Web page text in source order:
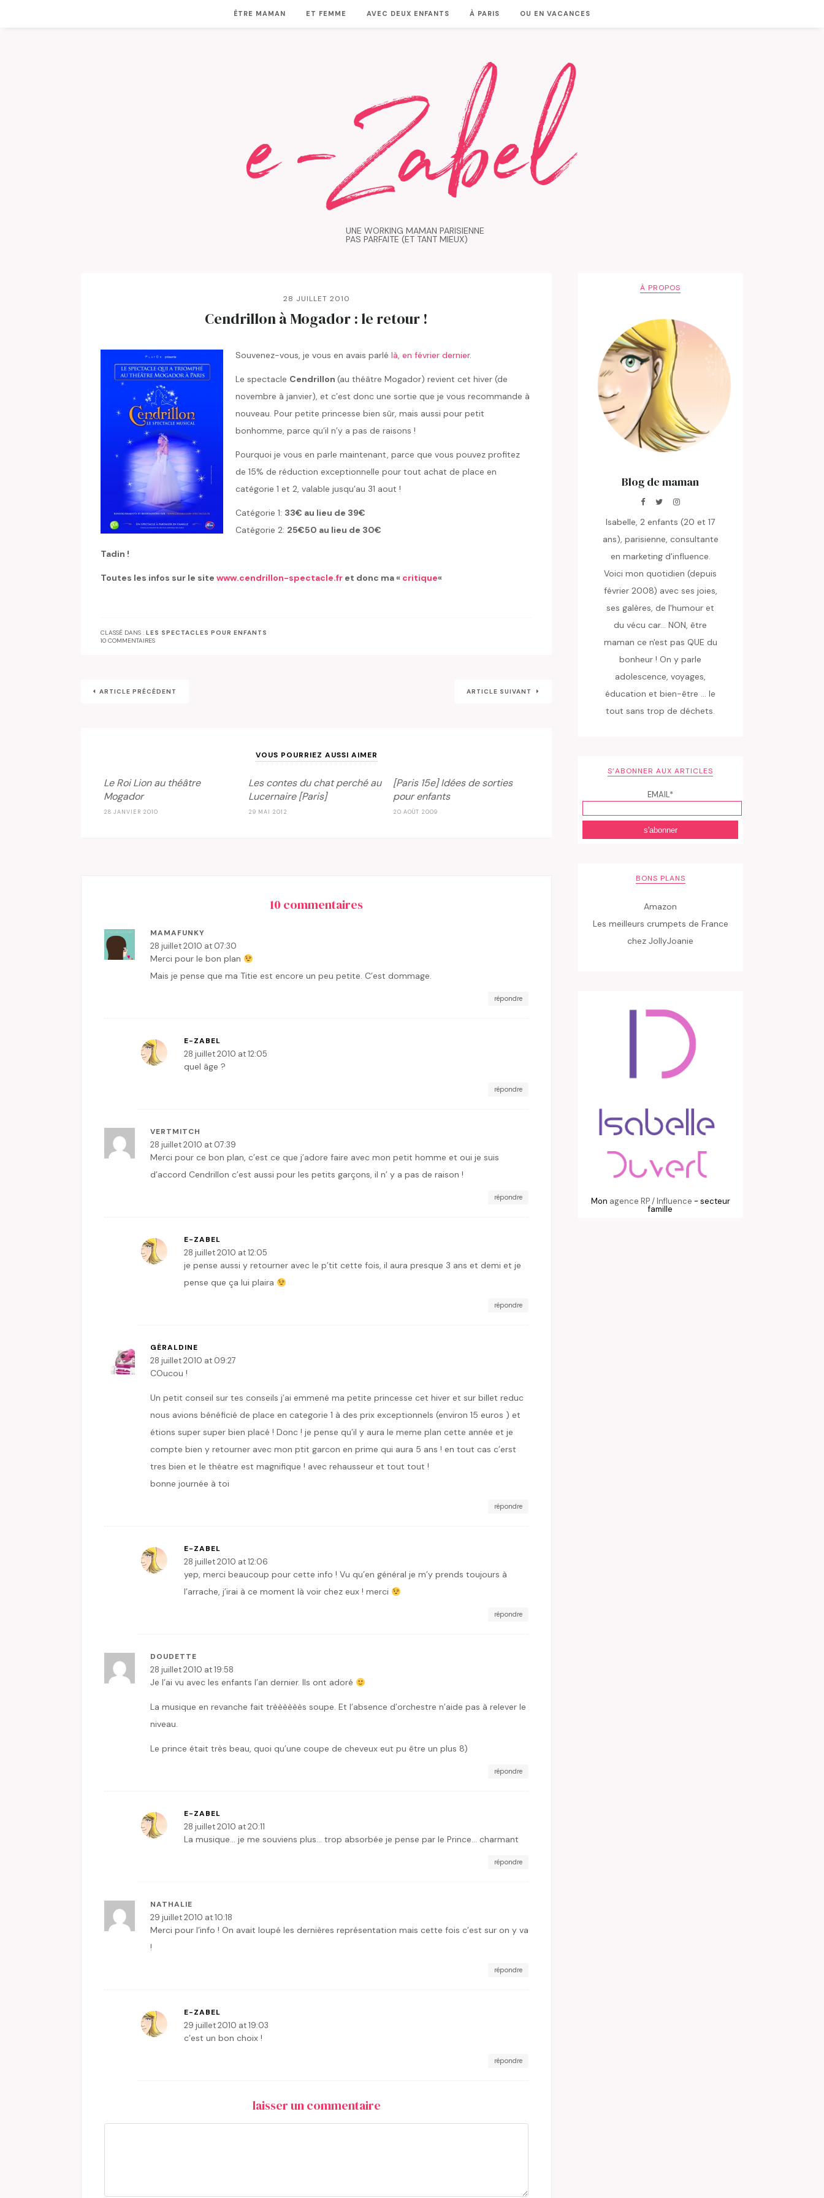
ÊTRE MAMAN ET FEMME AVEC DEUX ENFANTS À PARIS OU EN VACANCES
UNE WORKING MAMAN PARISIENNE
PAS PARFAITE (ET TANT MIEUX)
28 JUILLET 2010
Cendrillon à Mogador : le retour !
Souvenez-vous, je vous en avais parlé là, en février dernier.
Le spectacle Cendrillon (au théâtre Mogador) revient cet hiver (de
novembre à janvier), et c’est donc une sortie que je vous recommande à
nouveau. Pour petite princesse bien sûr, mais aussi pour petit
bonhomme, parce qu’il n’y a pas de raisons !
Pourquoi je vous en parle maintenant, parce que vous pouvez profitez
de 15% de réduction exceptionnelle pour tout achat de place en
catégorie 1 et 2, valable jusqu’au 31 aout !
Catégorie 1: 33€ au lieu de 39€
Catégorie 2: 25€50 au lieu de 30€
Tadin !
Toutes les infos sur le site www.cendrillon-spectacle.fr et donc ma « critique«
CLASSÉ DANS : LES SPECTACLES POUR ENFANTS
10 COMMENTAIRES
ARTICLE PRÉCÉDENT ARTICLE SUIVANT
VOUS POURRIEZ AUSSI AIMER
Le Roi Lion au théâtre
Mogador
28 JANVIER 2010
Les contes du chat perché au
Lucernaire [Paris]
29 MAI 2012
[Paris 15e] Idées de sorties
pour enfants
20 AOÛT 2009
10 commentaires
MAMAFUNKY
28 juillet 2010 at 07:30
Merci pour le bon plan
Mais je pense que ma Titie est encore un peu petite. C’est dommage.
répondre
E-ZABEL
28 juillet 2010 at 12:05
quel âge ?
répondre
VERTMITCH
28 juillet 2010 at 07:39
Merci pour ce bon plan, c’est ce que j’adore faire avec mon petit homme et oui je suis
d’accord Cendrillon c’est aussi pour les petits garçons, il n’ y a pas de raison !
répondre
E-ZABEL
28 juillet 2010 at 12:05
je pense aussi y retourner avec le p’tit cette fois, il aura presque 3 ans et demi et je
pense que ça lui plaira
répondre
GÉRALDINE
28 juillet 2010 at 09:27
COucou !
Un petit conseil sur tes conseils j’ai emmené ma petite princesse cet hiver et sur billet reduc
nous avions bénéficié de place en categorie 1 à des prix exceptionnels (environ 15 euros ) et
étions super super bien placé ! Donc ! je pense qu’il y aura le meme plan cette année et je
compte bien y retourner avec mon ptit garcon en prime qui aura 5 ans ! en tout cas c’erst
tres bien et le théatre est magnifique ! avec rehausseur et tout tout !
bonne journée à toi
répondre
E-ZABEL
28 juillet 2010 at 12:06
yep, merci beaucoup pour cette info ! Vu qu’en général je m’y prends toujours à
l’arrache, j’irai à ce moment là voir chez eux ! merci
répondre
DOUDETTE
28 juillet 2010 at 19:58
Je l’ai vu avec les enfants l’an dernier. Ils ont adoré
La musique en revanche fait trèèèèèès soupe. Et l’absence d’orchestre n’aide pas à relever le
niveau.
Le prince était très beau, quoi qu’une coupe de cheveux eut pu être un plus 8)
répondre
E-ZABEL
28 juillet 2010 at 20:11
La musique… je me souviens plus… trop absorbée je pense par le Prince… charmant
répondre
NATHALIE
29 juillet 2010 at 10:18
Merci pour l’info ! On avait loupé les dernières représentation mais cette fois c’est sur on y va
!
répondre
E-ZABEL
29 juillet 2010 at 19:03
c’est un bon choix !
répondre
laisser un commentaire
À PROPOS
Blog de maman
Isabelle, 2 enfants (20 et 17
ans), parisienne, consultante
en marketing d'influence.
Voici mon quotidien (depuis
février 2008) avec ses joies,
ses galères, de l'humour et
du vécu car... NON, être
maman ce n'est pas QUE du
bonheur ! On y parle
adolescence, voyages,
éducation et bien-être ... le
tout sans trop de déchets.
S’ABONNER AUX ARTICLES
EMAIL*
BONS PLANS
Amazon
Les meilleurs crumpets de France
chez JollyJoanie
Mon agence RP / Influence - secteur
famille